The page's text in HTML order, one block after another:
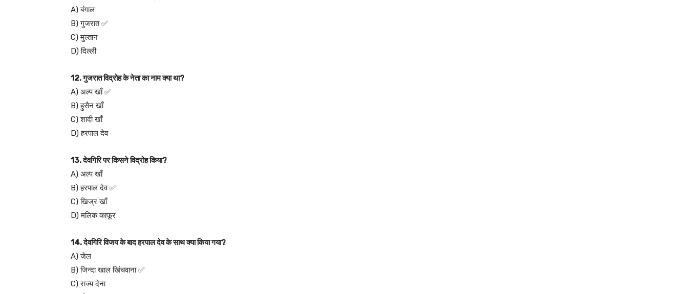
A) बंगाल
B) गुजरात ✅
C) मुल्तान
D) दिल्ली
12. गुजरात विद्रोह के नेता का नाम क्या था?
A) अल्प खाँ ✅
B) हुसैन खाँ
C) शादी खाँ
D) हरपाल देव
13. देवगिरि पर किसने विद्रोह किया?
A) अल्प खाँ
B) हरपाल देव ✅
C) खिज्र खाँ
D) मलिक काफूर
14. देवगिरि विजय के बाद हरपाल देव के साथ क्या किया गया?
A) जेल
B) जिन्दा खाल खिंचवाना ✅
C) राज्य देना